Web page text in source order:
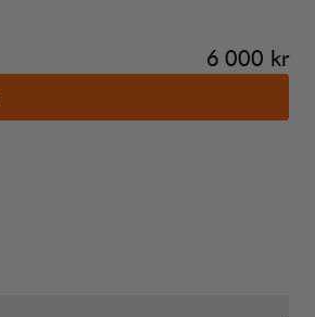
Pris:
6 000 kr